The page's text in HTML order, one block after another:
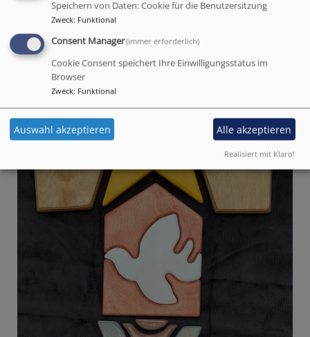
Bildrechte Kindergarten Lonnerstadt
Speichern von Daten: Cookie für die Benutzersitzung
Zweck: Funktional
Consent Manager(immer erforderlich)
Cookie Consent speichert Ihre Einwilligungsstatus im
Browser
Zweck: Funktional
Auswahl akzeptieren Alle akzeptieren
Realisiert mit Klaro!